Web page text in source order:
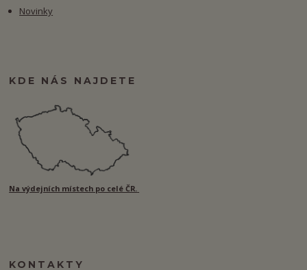
Novinky
KDE NÁS NAJDETE
Na výdejních místech po celé ČR.
KONTAKTY